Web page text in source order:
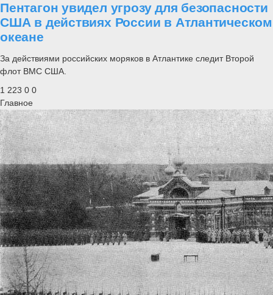
Пентагон увидел угрозу для безопасности
США в действиях России в Атлантическом
океане
За действиями российских моряков в Атлантике следит Второй
флот ВМС США.
1 223 0 0
Главное